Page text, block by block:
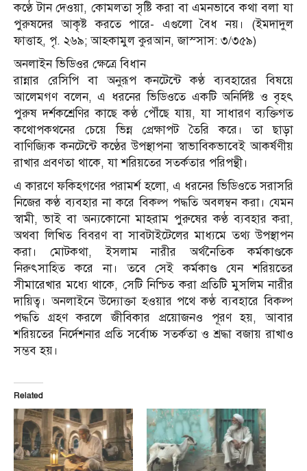
কণ্ঠে টান দেওয়া, কোমলতা সৃষ্টি করা বা এমনভাবে কথা বলা যা
পুরুষদের আকৃষ্ট করতে পারে- এগুলো বৈধ নয়। (ইমদাদুল
ফাত্তাহ, পৃ. ২৬৯; আহকামুল কুরআন, জাস্সাস: ৩/৩৫৯)
অনলাইন ভিডিওর ক্ষেত্রে বিধান
রান্নার রেসিপি বা অনুরূপ কনটেন্টে কণ্ঠ ব্যবহারের বিষয়ে
আলেমগণ বলেন, এ ধরনের ভিডিওতে একটি অনির্দিষ্ট ও বৃহৎ
পুরুষ দর্শকশ্রেণির কাছে কণ্ঠ পৌঁছে যায়, যা সাধারণ ব্যক্তিগত
কথোপকথনের চেয়ে ভিন্ন প্রেক্ষাপট তৈরি করে। তা ছাড়া
বাণিজ্যিক কনটেন্টে কণ্ঠের উপস্থাপনা স্বাভাবিকভাবেই আকর্ষণীয়
রাখার প্রবণতা থাকে, যা শরিয়তের সতর্কতার পরিপন্থী।
এ কারণে ফকিহগণের পরামর্শ হলো, এ ধরনের ভিডিওতে সরাসরি
নিজের কণ্ঠ ব্যবহার না করে বিকল্প পদ্ধতি অবলম্বন করা। যেমন
স্বামী, ভাই বা অন্যকোনো মাহরাম পুরুষের কণ্ঠ ব্যবহার করা,
অথবা লিখিত বিবরণ বা সাবটাইটেলের মাধ্যমে তথ্য উপস্থাপন
করা। মোটকথা, ইসলাম নারীর অর্থনৈতিক কর্মকাণ্ডকে
নিরুৎসাহিত করে না। তবে সেই কর্মকাণ্ড যেন শরিয়তের
সীমারেখার মধ্যে থাকে, সেটি নিশ্চিত করা প্রতিটি মুসলিম নারীর
দায়িত্ব। অনলাইনে উদ্যোক্তা হওয়ার পথে কণ্ঠ ব্যবহারে বিকল্প
পদ্ধতি গ্রহণ করলে জীবিকার প্রয়োজনও পূরণ হয়, আবার
শরিয়তের নির্দেশনার প্রতি সর্বোচ্চ সতর্কতা ও শ্রদ্ধা বজায় রাখাও
সম্ভব হয়।
Related